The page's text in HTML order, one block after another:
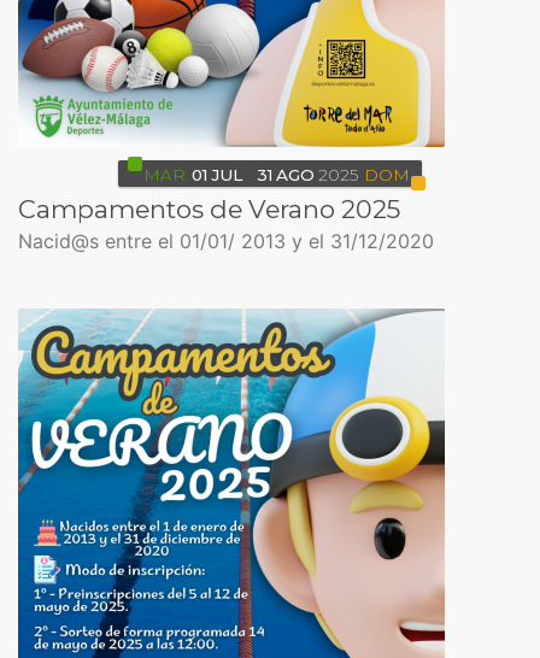
MAR 01 JUL 31 AGO 2025 DOM
Campamentos de Verano 2025
Nacid@s entre el 01/01/ 2013 y el 31/12/2020